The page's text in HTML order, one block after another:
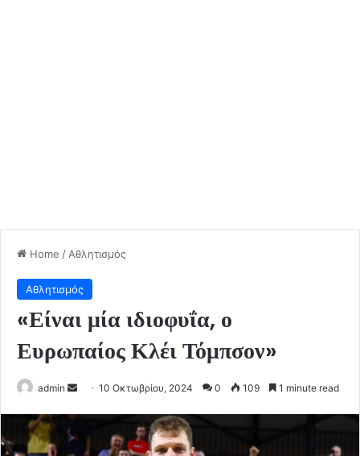
Home / Αθλητισμός
Αθλητισμός
«Είναι μία ιδιοφυΐα, ο
Ευρωπαίος Κλέι Τόμπσον»
admin
Send10 Οκτωβρίου, 2024 0 109 1 minute read